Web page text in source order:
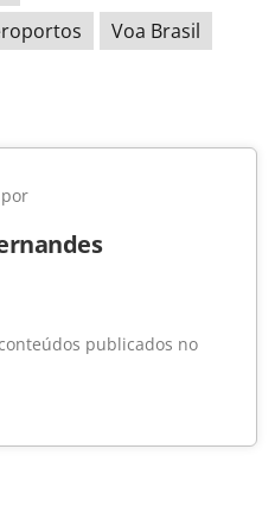
Voa Brasil
publicados no